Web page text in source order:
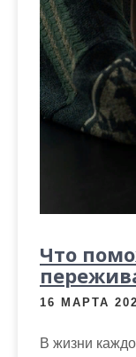
Что
16 МАРТА
В жизни